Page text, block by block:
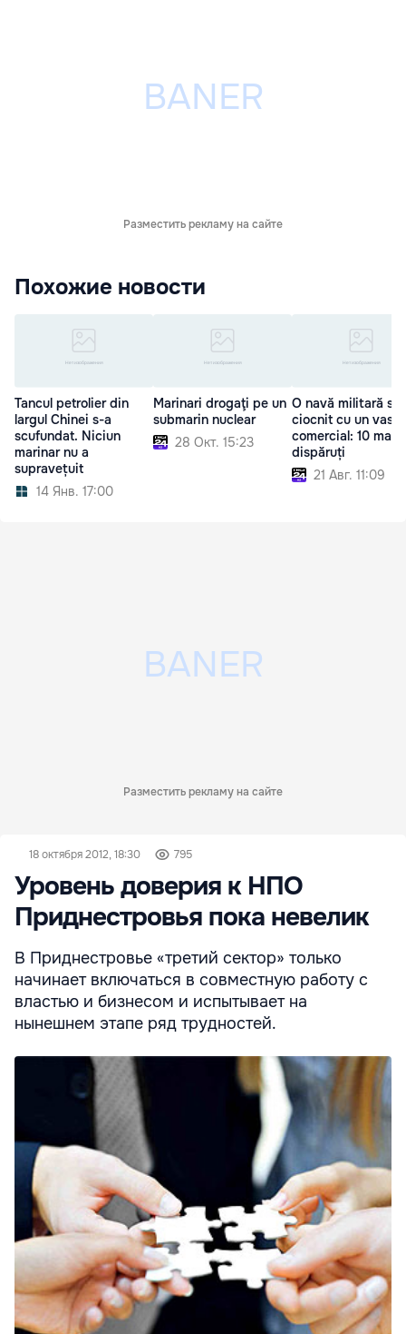
Разместить рекламу на сайте
Похожие новости
Tancul petrolier din
largul Chinei s-a
scufundat. Niciun
marinar nu a
supravețuit
14 Янв. 17:00
Marinari drogaţi pe un
submarin nuclear
28 Окт. 15:23
O navă militară s-a
ciocnit cu un vas
comercial: 10
dispăruți
21 Авг. 11:09
Разместить рекламу на сайте
18 октября 2012, 18:30 795
Уровень доверия к НПО
Приднестровья пока невелик
В Приднестровье «третий сектор» только
начинает включаться в совместную работу с
властью и бизнесом и испытывает на
нынешнем этапе ряд трудностей.